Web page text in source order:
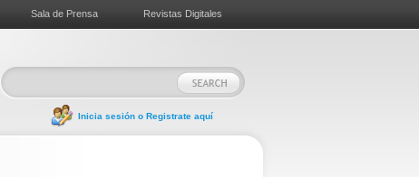
Sala de Prensa Revistas Digitales
Inicia sesión o Registrate aquí